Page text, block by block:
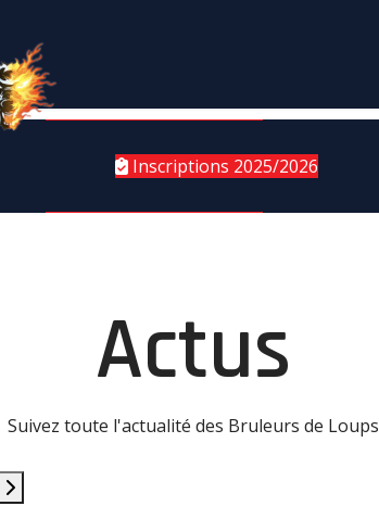
Inscriptions 2025/2026
Actus
Suivez toute l'actualité des Bruleurs de Loups